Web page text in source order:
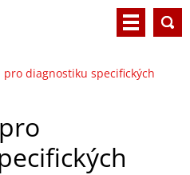
diagnostiku specifických